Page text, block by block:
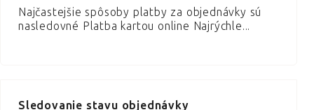
Najčastejšie spôsoby platby za objednávky sú
nasledovné Platba kartou online Najrýchle...
Sledovanie stavu objednávky